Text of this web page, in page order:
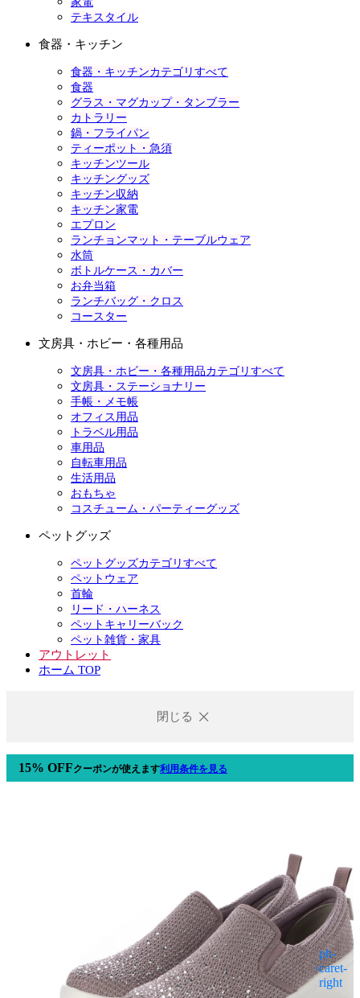
テキスタイル
食器・キッチン
食器・キッチンカテゴリすべて
食器
グラス・マグカップ・タンブラー
カトラリー
鍋・フライパン
ティーポット・急須
キッチンツール
キッチングッズ
キッチン収納
キッチン家電
エプロン
ランチョンマット・テーブルウェア
水筒
ボトルケース・カバー
お弁当箱
ランチバッグ・クロス
コースター
文房具・ホビー・各種用品
文房具・ホビー・各種用品カテゴリすべて
文房具・ステーショナリー
手帳・メモ帳
オフィス用品
トラベル用品
車用品
自転車用品
生活用品
おもちゃ
コスチューム・パーティーグッズ
ペットグッズ
ペットグッズカテゴリすべて
ペットウェア
首輪
リード・ハーネス
ペットキャリーバック
ペット雑貨・家具
アウトレット
ホーム TOP
閉じる
15% OFFクーポンが使えます利用条件を見る